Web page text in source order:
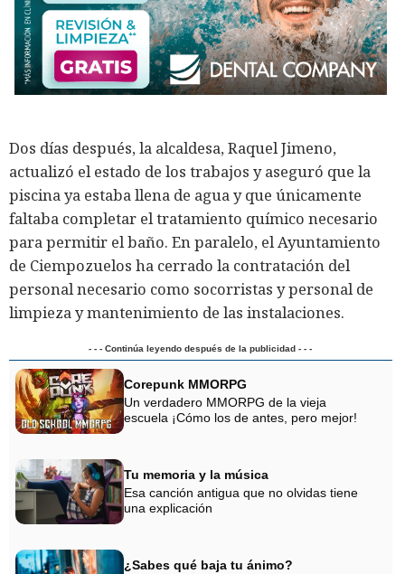
Dos días después, la alcaldesa, Raquel Jimeno,
actualizó el estado de los trabajos y aseguró que la
piscina ya estaba llena de agua y que únicamente
faltaba completar el tratamiento químico necesario
para permitir el baño. En paralelo, el Ayuntamiento
de Ciempozuelos ha cerrado la contratación del
personal necesario como socorristas y personal de
limpieza y mantenimiento de las instalaciones.
- - - Continúa leyendo después de la publicidad - - -
Corepunk MMORPG
Un verdadero MMORPG de la vieja
escuela ¡Cómo los de antes, pero mejor!
Tu memoria y la música
Esa canción antigua que no olvidas tiene
una explicación
¿Sabes qué baja tu ánimo?